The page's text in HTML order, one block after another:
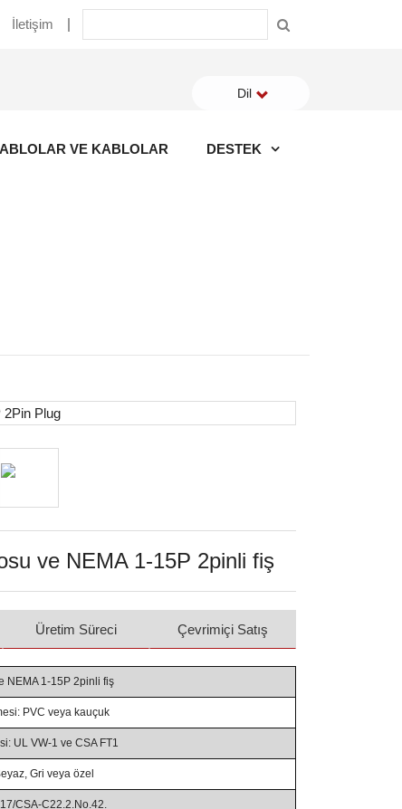
İletişim
Dil
VE KABLOLAR DESTEK
ve NEMA 1-15P 2pinli fiş
Üretim Süreci Çevrimiçi Satış
NEMA 1-15P 2pinli fiş
PVC veya kauçuk
UL VW-1 ve CSA FT1
Gri veya özel
CSA-C22.2.No.42.